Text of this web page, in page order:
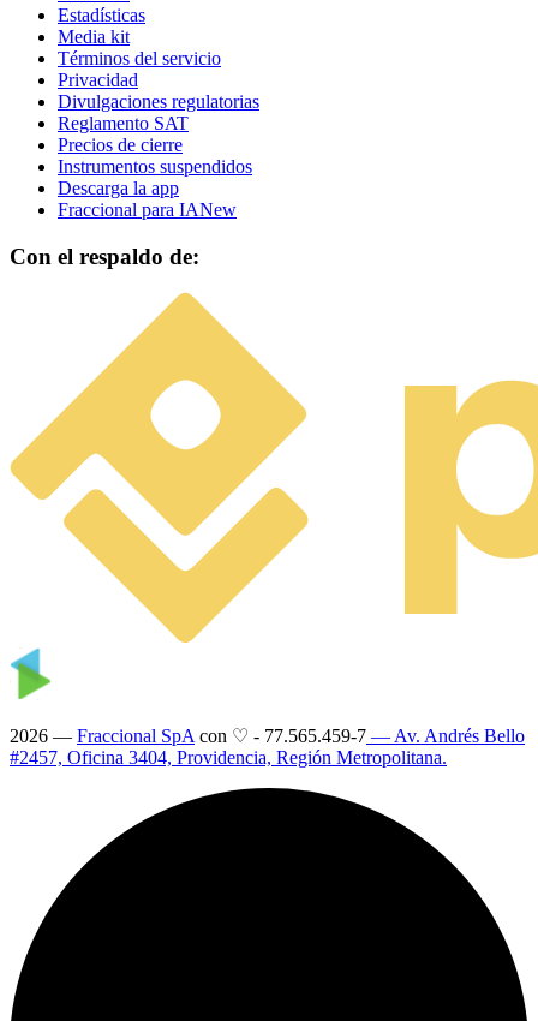
Estadísticas
Media kit
Términos del servicio
Privacidad
Divulgaciones regulatorias
Reglamento SAT
Precios de cierre
Instrumentos suspendidos
Descarga la app
Fraccional para IANew
Con el respaldo de:
2026 — Fraccional SpA con ♡ - 77.565.459-7 — Av. Andrés Bello
#2457, Oficina 3404, Providencia, Región Metropolitana.